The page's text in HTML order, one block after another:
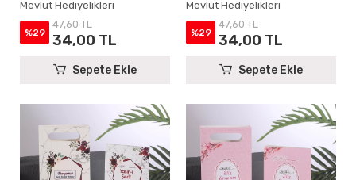
Çanta ve Tesbih - Mevlüt
Hediyelikleri
Mevlüt Hediyelikleri
%29
47,60 TL
34,00 TL
Sepete Ekle
Çanta ve Tesbih - Mevlüt
Hediyelikleri
Mevlüt Hediyelikleri
%29
47,60 TL
34,00 TL
Sepete Ekle